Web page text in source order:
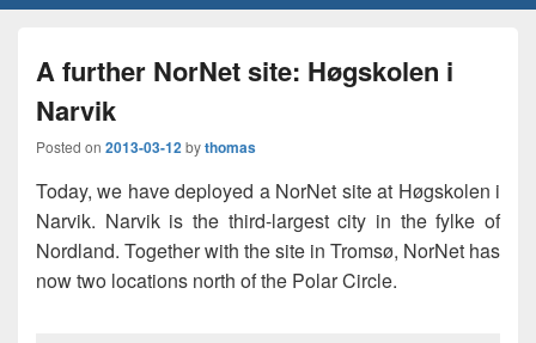
A further NorNet site: Høgskolen i
Narvik
Posted on 2013-03-12bythomas
Today, we have deployed a NorNet site at Høgskolen i
Narvik. Narvik is the third-largest city in the fylke of
Nordland. Together with the site in Tromsø, NorNet has
now two locations north of the Polar Circle.